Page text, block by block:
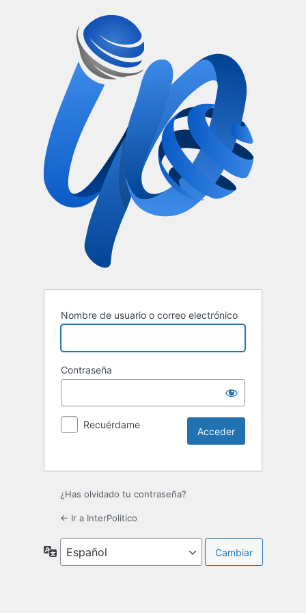
Nombre de usuario o correo electrónico
Contraseña
Recuérdame
¿Has olvidado tu contraseña?
← Ir a InterPolitico
Idioma